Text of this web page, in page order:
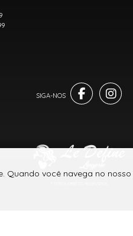
Quando você navega no